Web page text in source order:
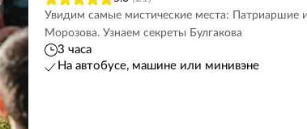
Увидим самые мистические места:
Морозова. Узнаем секреты Булгакова
3 часа
На автобусе, машине или минивэне